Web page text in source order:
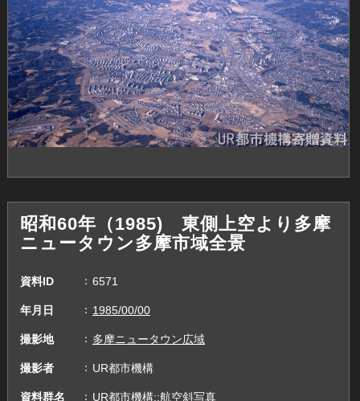
昭和60年（1985) 東側上空より多摩
ニュータウン多摩市域全景
資料ID 6571
年月日 1985/00/00
撮影地 多摩ニュータウン広域
撮影者 UR都市機構
資料群名 UR都市機構::航空斜写真